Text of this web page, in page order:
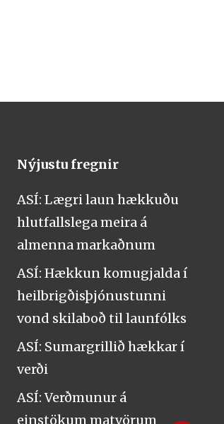
Nýjustu fregnir
ASÍ: Lægri laun hækkuðu
hlutfallslega meira á
almenna markaðnum
ASÍ: Hækkun komugjalda í
heilbrigðisþjónustunni
vond skilaboð til launfólks
ASÍ: Sumargrillið hækkar í
verði
ASÍ: Verðmunur á
einstökum matvörum